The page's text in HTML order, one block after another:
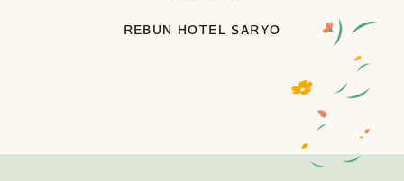
REBUN HOTEL SARYO